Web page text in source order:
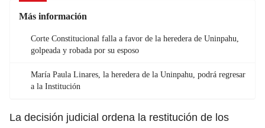
Más información
Corte Constitucional falla a favor de la heredera de Uninpahu,
golpeada y robada por su esposo
María Paula Linares, la heredera de la Uninpahu, podrá regresar
a la Institución
La decisión judicial ordena la restitución de los